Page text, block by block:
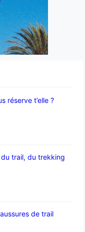
réserve t’elle ?
du trail, du trekking
de trail